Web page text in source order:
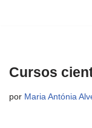
conteúdo
Cursos
por Maria Antónia